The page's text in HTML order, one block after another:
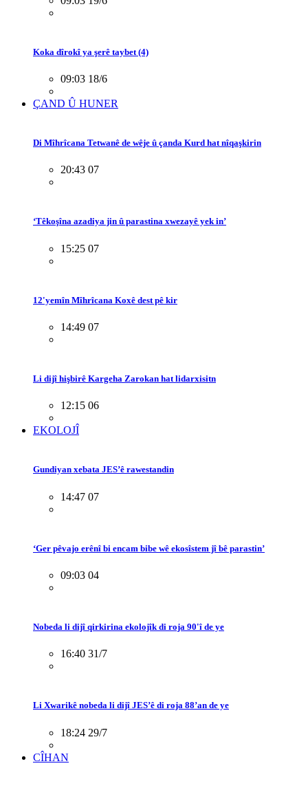
Koka dîrokî ya şerê taybet (4)
09:03 18/6
ÇAND Û HUNER
Di Mîhrîcana Tetwanê de wêje û çanda Kurd hat nîqaşkirin
20:43 07
‘Têkoşîna azadiya jin û parastina xwezayê yek in’
15:25 07
12'yemîn Mîhrîcana Koxê dest pê kir
14:49 07
Li dijî hişbirê Kargeha Zarokan hat lidarxisitn
12:15 06
EKOLOJÎ
Gundiyan xebata JES’ê rawestandin
14:47 07
‘Ger pêvajo erênî bi encam bibe wê ekosîstem jî bê parastin’
09:03 04
Nobeda li dijî qirkirina ekolojîk di roja 90'î de ye
16:40 31/7
Li Xwarikê nobeda li dijî JES’ê di roja 88’an de ye
18:24 29/7
CÎHAN